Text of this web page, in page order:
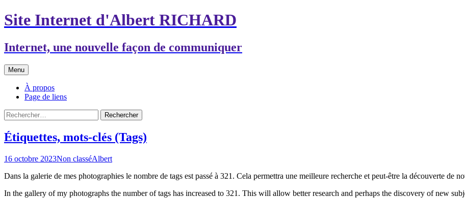
Aller
au
Site Internet d'Albert RICHARD
Internet, une nouvelle façon de communiquer
Menu
À propos
Page de liens
Rechercher :
Étiquettes, mots-clés (Tags)
16 octobre 2023Non classéAlbert
Dans la galerie de mes photographies le nombre de tags est passé à 321. Cela permettra une meilleure recherche et peut-être la découverte de
In the gallery of my photographs the number of tags has increased to 321. This will allow better research and perhaps the discovery of new